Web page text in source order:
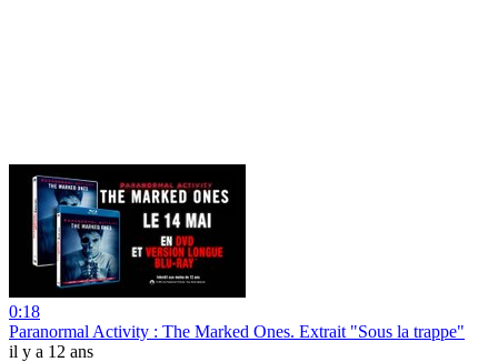
0:18
Paranormal Activity : The Marked Ones. Extrait "Sous la trappe"
il y a 12 ans